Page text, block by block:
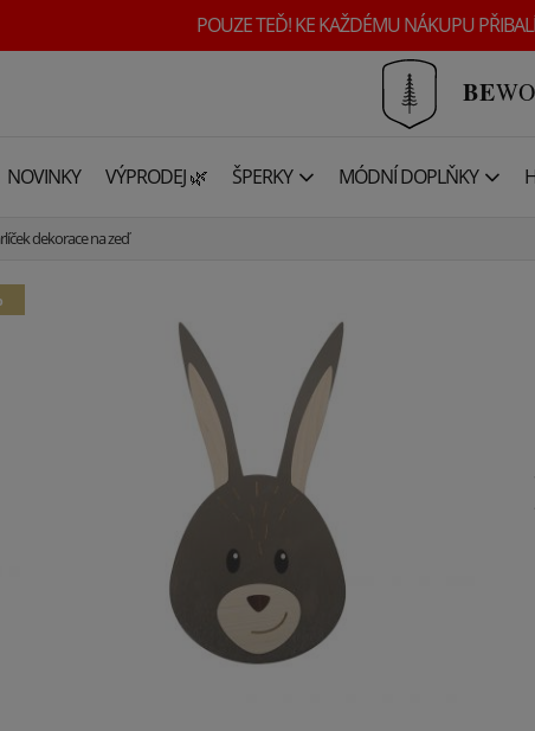
POUZE TEĎ! KE KAŽDÉMU NÁKUPU
BE
NOVINKY VÝPRODEJ 🌿 ŠPERKY MÓDNÍ DOPLŇKY
dekorace na zeď